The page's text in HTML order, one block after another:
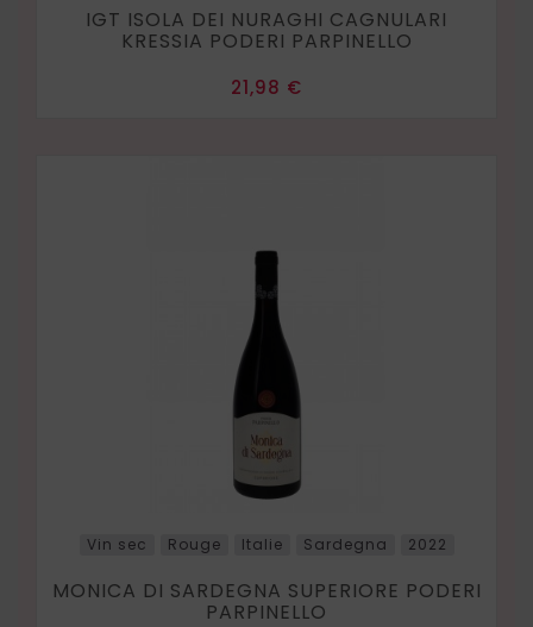
IGT ISOLA DEI NURAGHI CAGNULARI
KRESSIA PODERI PARPINELLO
Prix
21,98 €
Vin sec Rouge Italie Sardegna 2022
MONICA DI SARDEGNA SUPERIORE PODERI
PARPINELLO